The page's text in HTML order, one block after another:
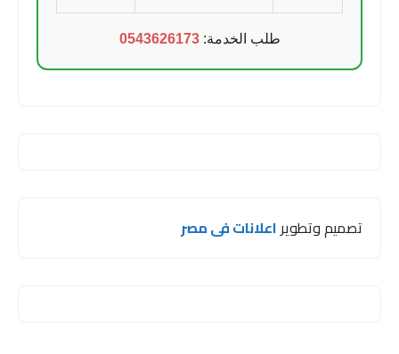
طلب الخدمة:0543626173
تصميم وتطويراعلانات فى مصر